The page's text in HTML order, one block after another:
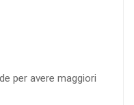
per avere maggiori